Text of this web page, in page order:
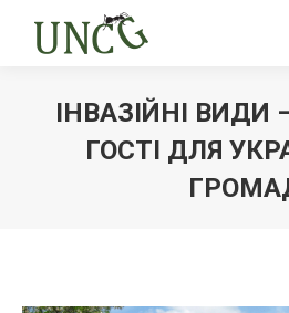
ІНВАЗІЙНІ ВИДИ
ГОСТІ ДЛЯ